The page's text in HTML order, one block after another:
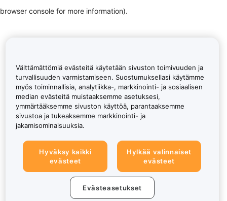
browser console for more information).
Välttämättömiä evästeitä käytetään sivuston toimivuuden ja
turvallisuuden varmistamiseen. Suostumuksellasi käytämme
myös toiminnallisia, analytiikka-, markkinointi- ja sosiaalisen
median evästeitä muistaaksemme asetuksesi,
ymmärtääksemme sivuston käyttöä, parantaaksemme
sivustoa ja tukeaksemme markkinointi- ja
jakamisominaisuuksia.
Hyväksy kaikki
evästeet
Hylkää valinnaiset
evästeet
Evästeasetukset